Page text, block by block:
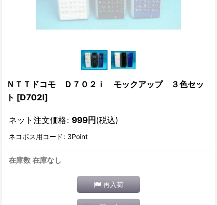
ＮＴＴドコモ Ｄ７０２ｉ モックアップ ３色セッ
ト [D702I]
ネット注文価格: 999円(税込)
ネコポス用コード : 3Point
在庫数 在庫なし
再入荷